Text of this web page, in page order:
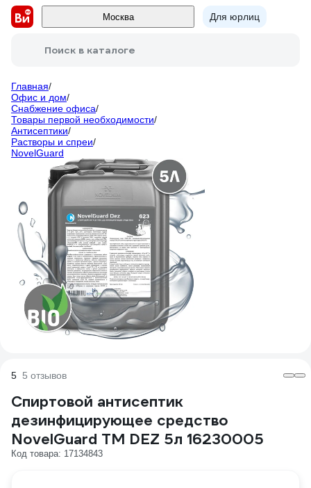
Москва Для юрлиц
Поиск в каталоге
Главная/
Офис и дом/
Снабжение офиса/
Товары первой необходимости/
Антисептики/
Растворы и спреи/
NovelGuard
5 5 отзывов
Спиртовой антисептик
дезинфицирующее средство
NovelGuard ТМ DEZ 5л 16230005
Код товара: 17134843